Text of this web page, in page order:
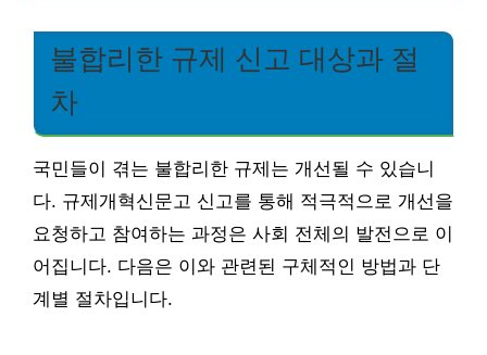
불합리한 규제 신고 대상과 절
차
국민들이 겪는 불합리한 규제는 개선될 수 있습니
다. 규제개혁신문고 신고를 통해 적극적으로 개선을
요청하고 참여하는 과정은 사회 전체의 발전으로 이
어집니다. 다음은 이와 관련된 구체적인 방법과 단
계별 절차입니다.